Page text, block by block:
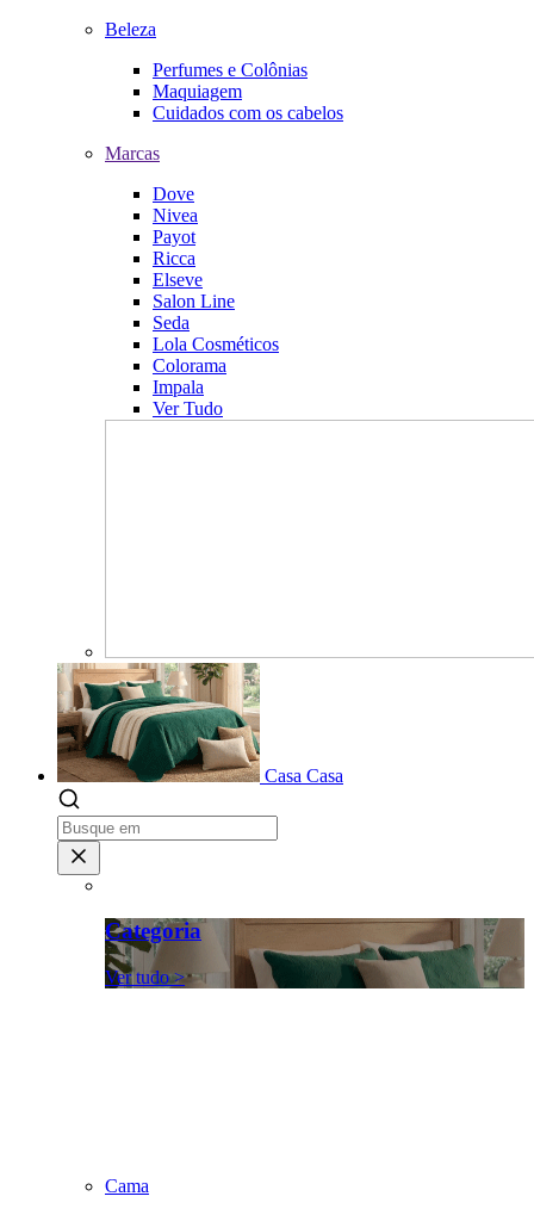
Beleza
Perfumes e Colônias
Maquiagem
Cuidados com os cabelos
Marcas
Dove
Nivea
Payot
Ricca
Elseve
Salon Line
Seda
Lola Cosméticos
Colorama
Impala
Ver Tudo
Casa Casa
Categoria
Ver tudo >
Cama